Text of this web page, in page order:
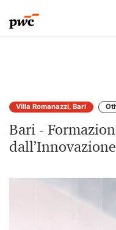
Villa Romanazzi, Bari
Bari -